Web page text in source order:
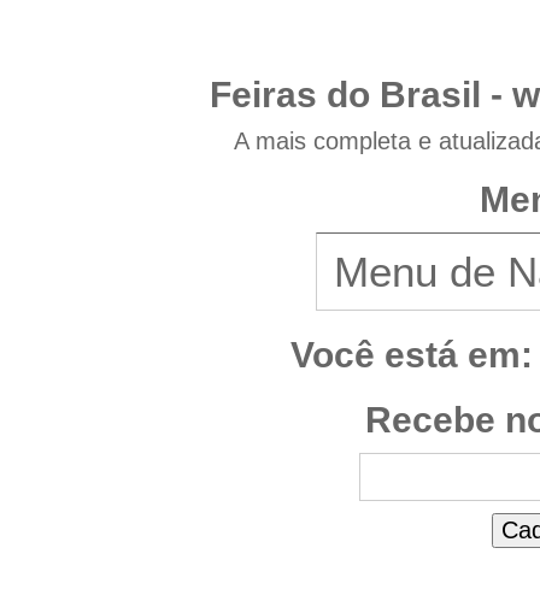
Feiras do Brasil -
A mais completa e
Você está em:
Recebe